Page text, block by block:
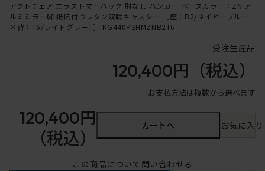
アクトチェア エラストマーバック 肘なし ハンガー ベースカラー：ZN ア
ルミミラー脚 抵抗付ウレタン双輪キャスター ［座：B2/ネイビーブルー
×背：T6/ライトグレーT］ KG440PSHMZNB2T6
受注生産品
120,400円 （税込）
お支払方法は複数から選べます
120,400円
（税込）
カートへ お気に入
この商品について問い合わせる